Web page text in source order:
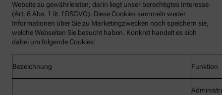
Website zu gewährleisten; darin liegt unser berechtigtes Interesse
(Art. 6 Abs. 1 lit. f DSGVO). Diese Cookies sammeln weder
Informationen über Sie zu Marketingzwecken noch speichern sie,
welche Webseiten Sie besucht haben. Konkret handelt es sich
dabei um folgende Cookies:
Bezeichnung Funktion